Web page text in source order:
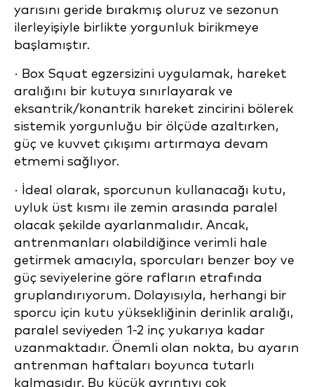
yarısını geride bırakmış oluruz ve sezonun
ilerleyişiyle birlikte yorgunluk birikmeye
başlamıştır.
· Box Squat egzersizini uygulamak, hareket
aralığını bir kutuya sınırlayarak ve
eksantrik/konantrik hareket zincirini bölerek
sistemik yorgunluğu bir ölçüde azaltırken,
güç ve kuvvet çıkışımı artırmaya devam
etmemi sağlıyor.
· İdeal olarak, sporcunun kullanacağı kutu,
uyluk üst kısmı ile zemin arasında paralel
olacak şekilde ayarlanmalıdır. Ancak,
antrenmanları olabildiğince verimli hale
getirmek amacıyla, sporcuları benzer boy ve
güç seviyelerine göre rafların etrafında
gruplandırıyorum. Dolayısıyla, herhangi bir
sporcu için kutu yüksekliğinin derinlik aralığı,
paralel seviyeden 1-2 inç yukarıya kadar
uzanmaktadır. Önemli olan nokta, bu ayarın
antrenman haftaları boyunca tutarlı
kalmasıdır. Bu küçük ayrıntıyı çok